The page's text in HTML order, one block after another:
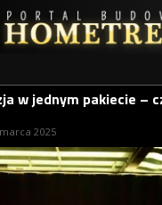
w jednym pakiecie –
2025